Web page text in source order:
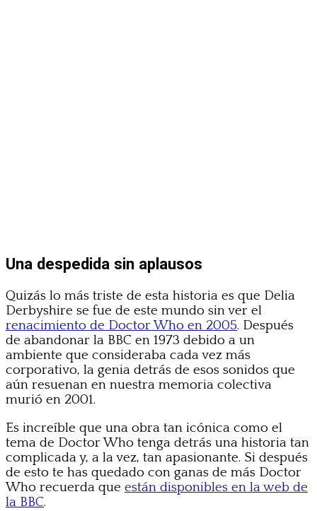
Una despedida sin aplausos
Quizás lo más triste de esta historia es que Delia
Derbyshire se fue de este mundo sin ver el
renacimiento de Doctor Who en 2005. Después
de abandonar la BBC en 1973 debido a un
ambiente que consideraba cada vez más
corporativo, la genia detrás de esos sonidos que
aún resuenan en nuestra memoria colectiva
murió en 2001.
Es increíble que una obra tan icónica como el
tema de Doctor Who tenga detrás una historia tan
complicada y, a la vez, tan apasionante. Si después
de esto te has quedado con ganas de más Doctor
Who recuerda que están disponibles en la web de
la BBC.